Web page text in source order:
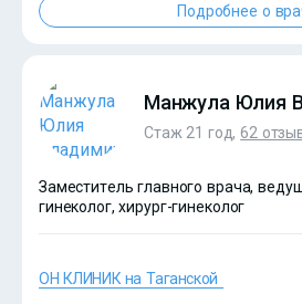
Подробнее о
Манжула Юлия
Стаж 21 год,62
Заместитель главного врача,
гинеколог, хирург-гинеколог
ОН КЛИНИК на Таганской